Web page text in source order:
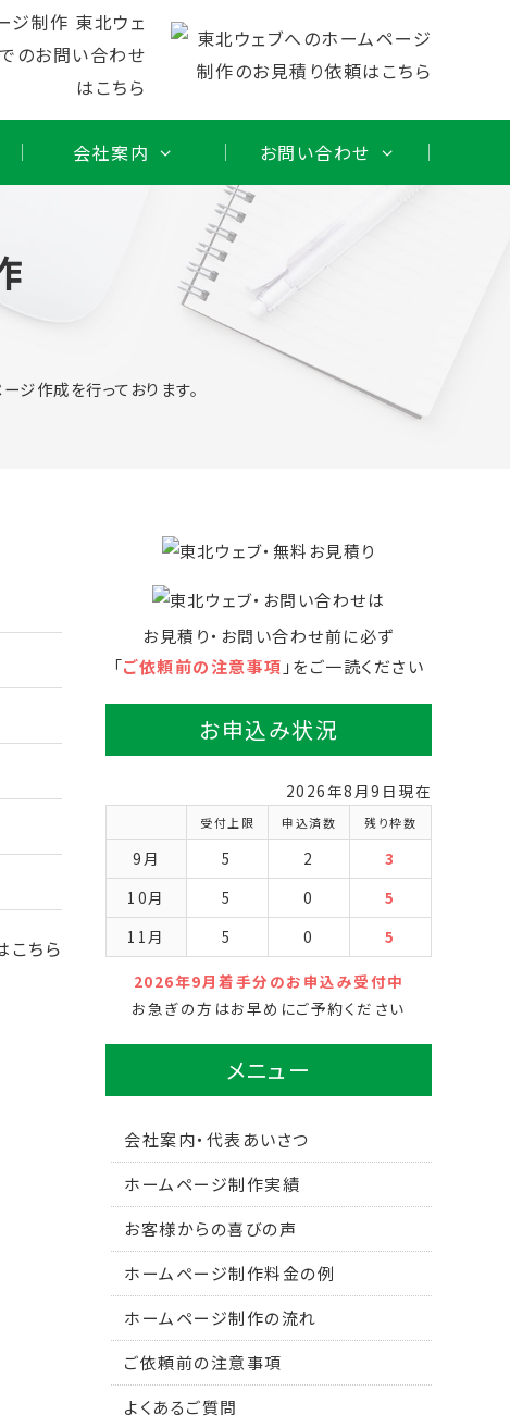
会社案内 お問い合わせ
作成を行っております。
こちら
お見積り・お問い合わせ前に必ず
「ご依頼前の注意事項 」をご一読ください
お申込み状況
2026年8月9日現在
受付上限 申込済数 残り枠数
9月 5 2
3
10月
5 0
5
11月
5 0 5
2026年9月着手分のお申込み受付中
お急ぎの方はお早めにご予約ください
メニュー
会社案内・代表あいさつ
ホームページ制作実績
お客様からの喜びの声
ホームページ制作料金の例
ホームページ制作の流れ
ご依頼前の注意事項
よくあるご質問